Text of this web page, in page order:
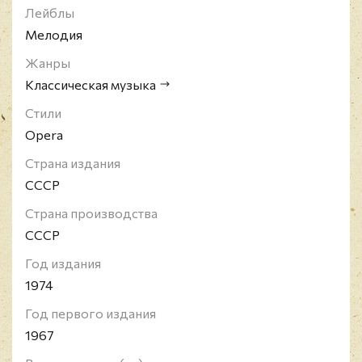
Лейблы
Мелодия
Жанры
Классическая музыка
Стили
Opera
Страна издания
СССР
Страна производства
СССР
Год издания
1974
Год первого издания
1967